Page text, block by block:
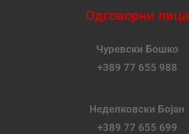
Одговорни лица
Чуревски Бошко
+389 77 655 988
Неделковски Бојан
+389 77 655 699